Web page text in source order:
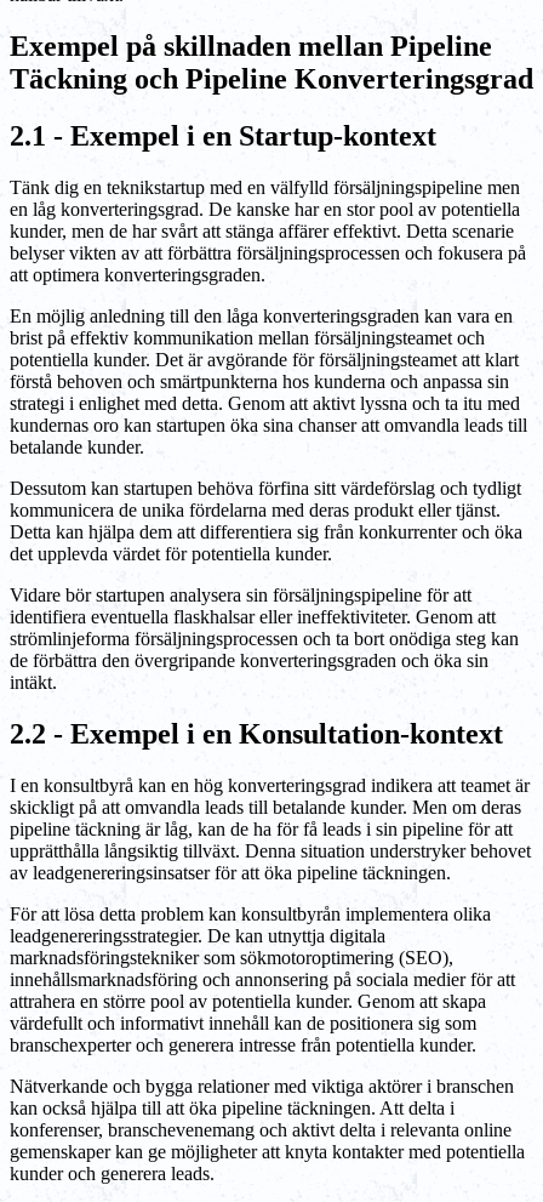
Exempel på skillnaden mellan Pipeline
Täckning och Pipeline Konverteringsgrad
2.1 - Exempel i en Startup-kontext
Tänk dig en teknikstartup med en välfylld försäljningspipeline men
en låg konverteringsgrad. De kanske har en stor pool av potentiella
kunder, men de har svårt att stänga affärer effektivt. Detta scenarie
belyser vikten av att förbättra försäljningsprocessen och fokusera på
att optimera konverteringsgraden.
En möjlig anledning till den låga konverteringsgraden kan vara en
brist på effektiv kommunikation mellan försäljningsteamet och
potentiella kunder. Det är avgörande för försäljningsteamet att klart
förstå behoven och smärtpunkterna hos kunderna och anpassa sin
strategi i enlighet med detta. Genom att aktivt lyssna och ta itu med
kundernas oro kan startupen öka sina chanser att omvandla leads till
betalande kunder.
Dessutom kan startupen behöva förfina sitt värdeförslag och tydligt
kommunicera de unika fördelarna med deras produkt eller tjänst.
Detta kan hjälpa dem att differentiera sig från konkurrenter och öka
det upplevda värdet för potentiella kunder.
Vidare bör startupen analysera sin försäljningspipeline för att
identifiera eventuella flaskhalsar eller ineffektiviteter. Genom att
strömlinjeforma försäljningsprocessen och ta bort onödiga steg kan
de förbättra den övergripande konverteringsgraden och öka sin
intäkt.
2.2 - Exempel i en Konsultation-kontext
I en konsultbyrå kan en hög konverteringsgrad indikera att teamet är
skickligt på att omvandla leads till betalande kunder. Men om deras
pipeline täckning är låg, kan de ha för få leads i sin pipeline för att
upprätthålla långsiktig tillväxt. Denna situation understryker behovet
av leadgenereringsinsatser för att öka pipeline täckningen.
För att lösa detta problem kan konsultbyrån implementera olika
leadgenereringsstrategier. De kan utnyttja digitala
marknadsföringstekniker som sökmotoroptimering (SEO),
innehållsmarknadsföring och annonsering på sociala medier för att
attrahera en större pool av potentiella kunder. Genom att skapa
värdefullt och informativt innehåll kan de positionera sig som
branschexperter och generera intresse från potentiella kunder.
Nätverkande och bygga relationer med viktiga aktörer i branschen
kan också hjälpa till att öka pipeline täckningen. Att delta i
konferenser, branschevenemang och aktivt delta i relevanta online
gemenskaper kan ge möjligheter att knyta kontakter med potentiella
kunder och generera leads.